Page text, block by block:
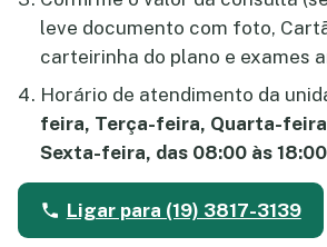
leve documento com foto,
carteirinha do plano e exames
Horário de atendimento da
feira, Terça-feira, Quarta-
Sexta-feira, das 08:00 às 18:00
Ligar para (19) 3817-3139